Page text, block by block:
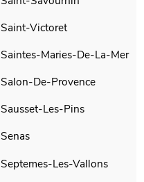
Saint-Victoret
Saintes-Maries-De-La-Mer
Salon-De-Provence
Sausset-Les-Pins
Senas
Septemes-Les-Vallons